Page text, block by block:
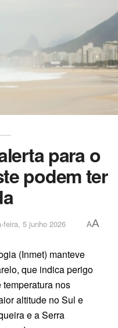
para o
podem ter
feira, 5 junho 2026 AA
(Inmet) manteve
que indica perigo
nos
altitude no Sul e
e a Serra